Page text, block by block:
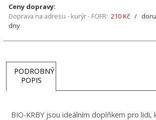
Ceny dopravy:
Doprava na adresu - kurýr - FOFR: 210 Kč /
dny
PODROBNÝ
POPIS
BIO-KRBY jsou ideálním doplňkem pro lidi,